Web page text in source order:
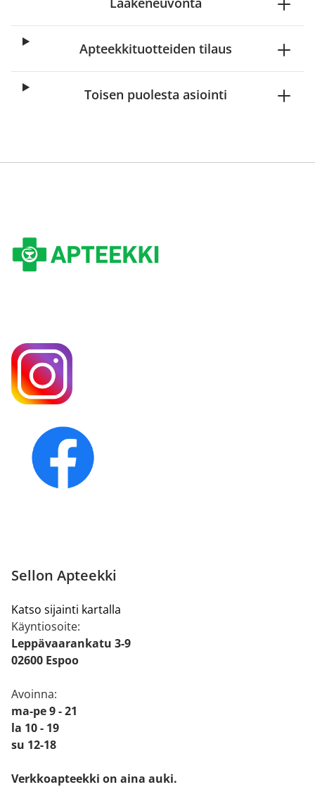
Apteekkituotteiden tilaus
Toisen puolesta asiointi
Sellon Apteekki
Katso sijainti kartalla
Käyntiosoite:
Leppävaarankatu 3-9
02600 Espoo
Avoinna:
ma-pe 9 - 21
la 10 - 19
su 12-18
Verkkoapteekki on aina auki.